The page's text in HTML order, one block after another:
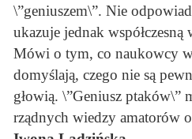
\”geniuszem\”. Nie
ukazuje jednak współczesną
Mówi o tym, co naukowcy
domyślają, czego nie są
głowią. \”Geniusz ptaków\”
rządnych wiedzy amatorów